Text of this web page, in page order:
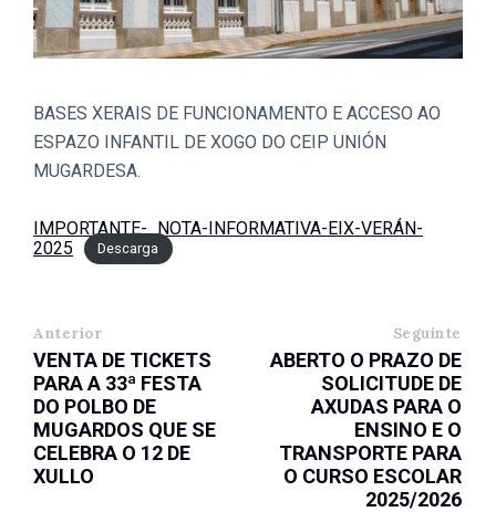
BASES XERAIS DE FUNCIONAMENTO E ACCESO AO
ESPAZO INFANTIL DE XOGO DO CEIP UNIÓN
MUGARDESA.
IMPORTANTE-_NOTA-INFORMATIVA-EIX-VERÁN-
2025
Descarga
Anterior
VENTA DE TICKETS
PARA A 33ª FESTA
DO POLBO DE
MUGARDOS QUE SE
CELEBRA O 12 DE
XULLO
Seguinte
ABERTO O PRAZO DE
SOLICITUDE DE
AXUDAS PARA O
ENSINO E O
TRANSPORTE PARA
O CURSO ESCOLAR
2025/2026